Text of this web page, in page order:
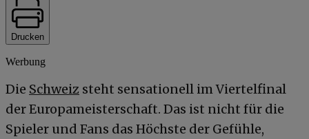
Drucken
Werbung
Die Schweiz steht sensationell im Viertelfinal
der Europameisterschaft. Das ist nicht für die
Spieler und Fans das Höchste der Gefühle,